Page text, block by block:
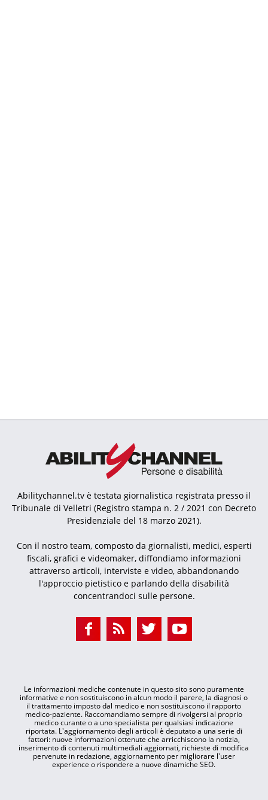
Abilitychannel.tv è testata giornalistica registrata presso il
Tribunale di Velletri (Registro stampa n. 2 / 2021 con Decreto
Presidenziale del 18 marzo 2021).
Con il nostro team, composto da giornalisti, medici, esperti
fiscali, grafici e videomaker, diffondiamo informazioni
attraverso articoli, interviste e video, abbandonando
l'approccio pietistico e parlando della disabilità
concentrandoci sulle persone.
Le informazioni mediche contenute in questo sito sono puramente
informative e non sostituiscono in alcun modo il parere, la diagnosi o
il trattamento imposto dal medico e non sostituiscono il rapporto
medico-paziente. Raccomandiamo sempre di rivolgersi al proprio
medico curante o a uno specialista per qualsiasi indicazione
riportata. L'aggiornamento degli articoli è deputato a una serie di
fattori: nuove informazioni ottenute che arricchiscono la notizia,
inserimento di contenuti multimediali aggiornati, richieste di modifica
pervenute in redazione, aggiornamento per migliorare l'user
experience o rispondere a nuove dinamiche SEO.